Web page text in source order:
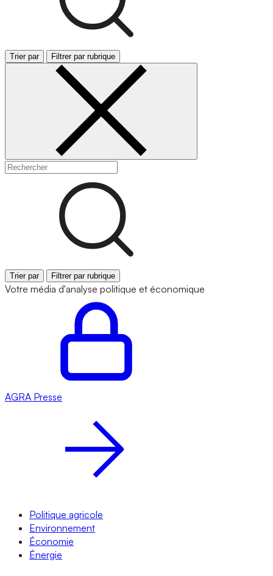
Trier par Filtrer par rubrique
Trier par Filtrer par rubrique
Votre média d'analyse politique et économique
AGRA Presse
Politique agricole
Environnement
Économie
Énergie